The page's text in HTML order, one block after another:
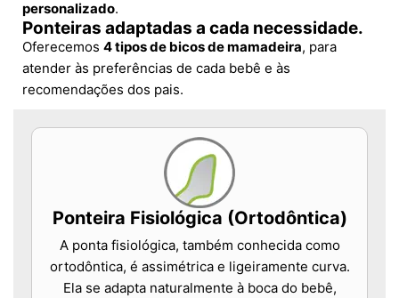
personalizado.
Ponteiras adaptadas a cada necessidade.
Oferecemos 4 tipos de bicos de mamadeira, para
atender às preferências de cada bebê e às
recomendações dos pais.
Ponteira Fisiológica (Ortodôntica)
A ponta fisiológica, também conhecida como
ortodôntica, é assimétrica e ligeiramente curva.
Ela se adapta naturalmente à boca do bebê,